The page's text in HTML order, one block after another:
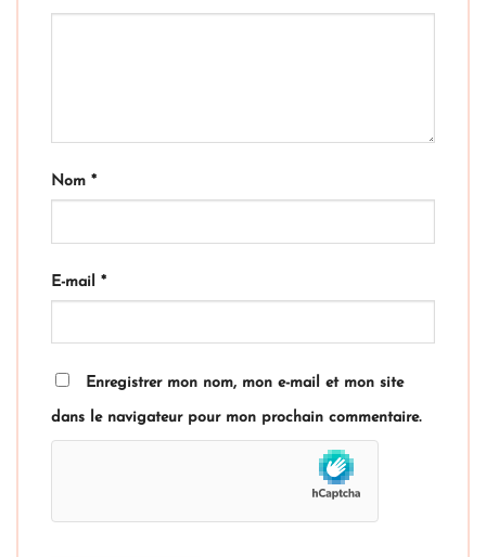
Nom *
E-mail *
Enregistrer mon nom, mon e-mail et mon site
dans le navigateur pour mon prochain commentaire.